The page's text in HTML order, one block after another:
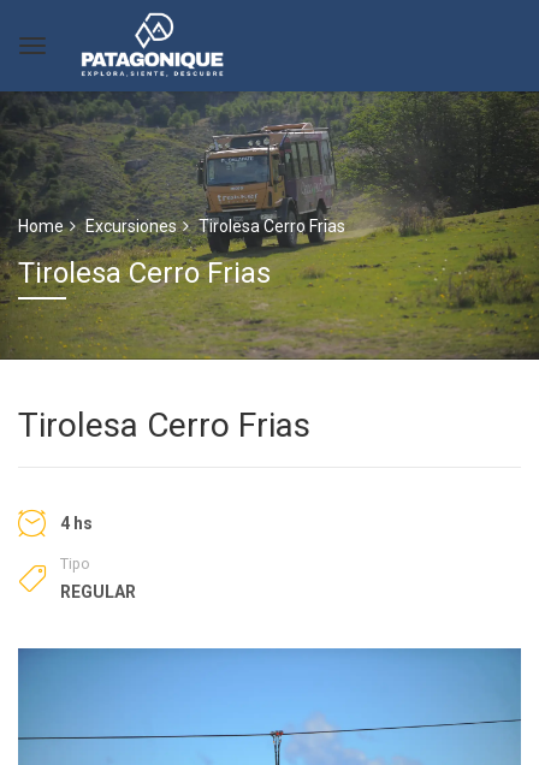
Home Excursiones Tirolesa Cerro Frias
Tirolesa Cerro Frias
Tirolesa Cerro Frias
4 hs
Tipo
REGULAR